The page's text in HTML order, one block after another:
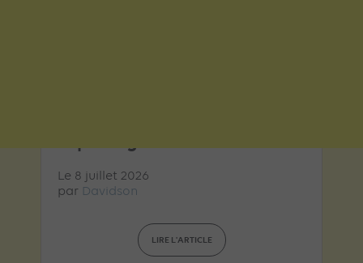
Le 8 juillet 2026
par Davidson
LIRE L'ARTICLE